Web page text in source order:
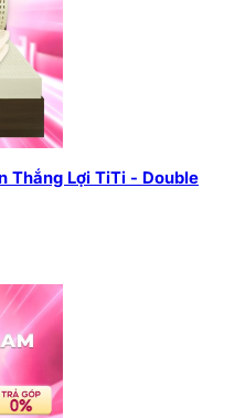
Thắng Lợi TiTi - Double